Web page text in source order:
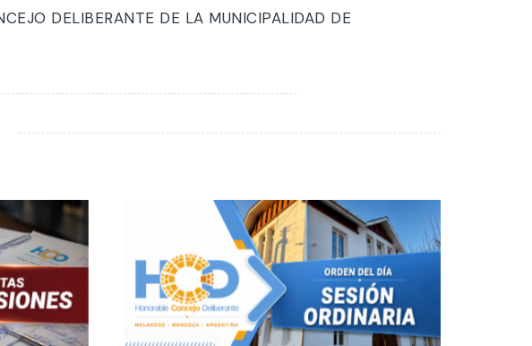
DELIBERANTE DE LA MUNICIPALIDAD DE